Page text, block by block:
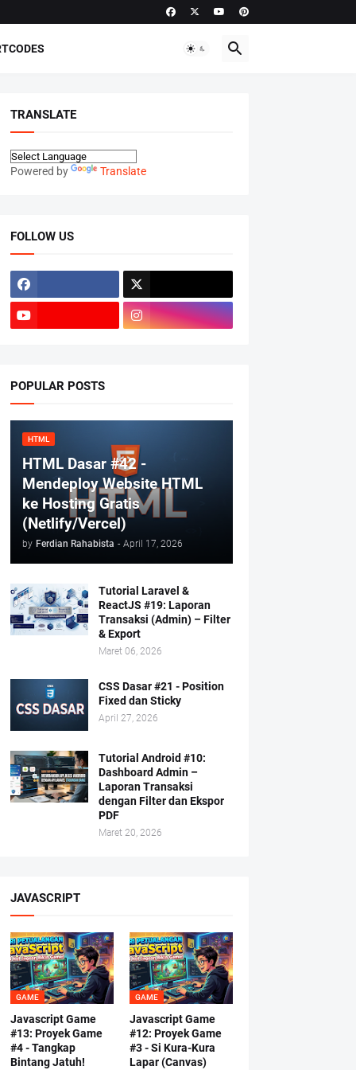
TRANSLATE
Powered by Translate
FOLLOW US
POPULAR POSTS
HTML
HTML Dasar #42 -
Mendeploy Website HTML
ke Hosting Gratis
(Netlify/Vercel)
by Ferdian Rahabista - April 17, 2026
Tutorial Laravel &
ReactJS #19: Laporan
Transaksi (Admin) – Filter
& Export
Maret 06, 2026
CSS Dasar #21 - Position
Fixed dan Sticky
April 27, 2026
Tutorial Android #10:
Dashboard Admin –
Laporan Transaksi
dengan Filter dan Ekspor
PDF
Maret 20, 2026
JAVASCRIPT
GAME
Javascript Game
#13: Proyek Game
#4 - Tangkap
Bintang Jatuh!
GAME
Javascript Game
#12: Proyek Game
#3 - Si Kura-Kura
Lapar (Canvas)